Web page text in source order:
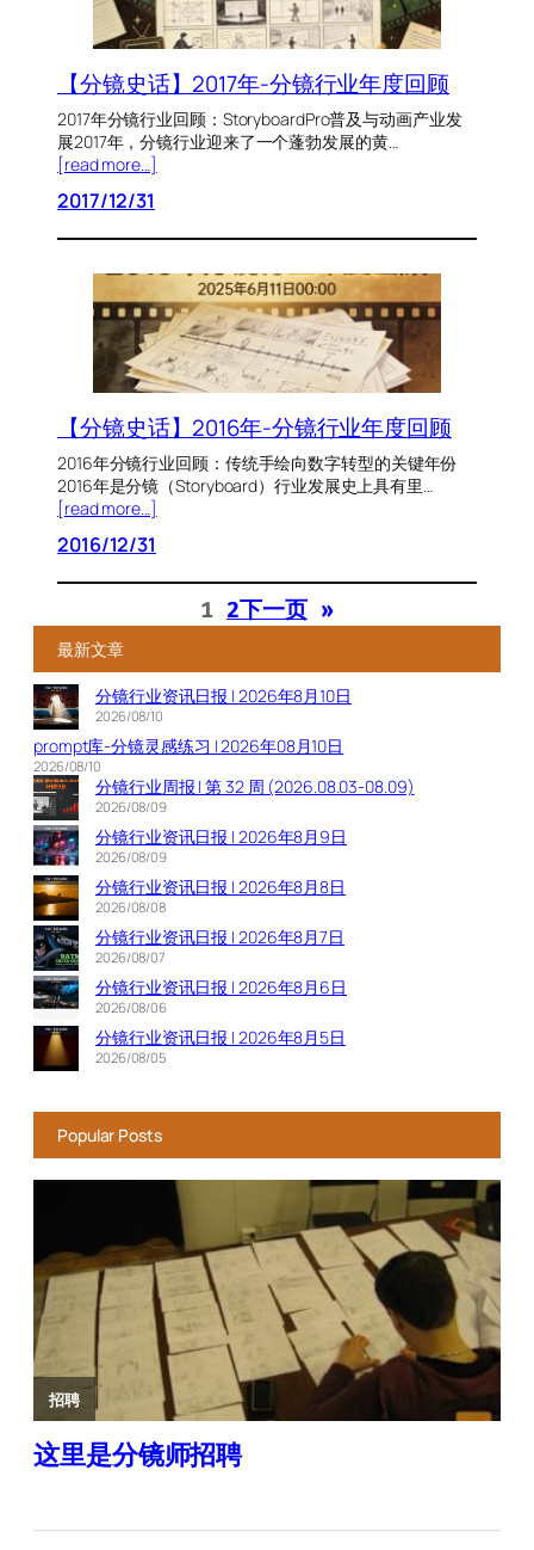
【分镜史话】2017年-分镜行业年度回顾
2017年分镜行业回顾：StoryboardPro普及与动画产业发
展2017年，分镜行业迎来了一个蓬勃发展的黄…
[read more…]
2017/12/31
【分镜史话】2016年-分镜行业年度回顾
2016年分镜行业回顾：传统手绘向数字转型的关键年份
2016年是分镜（Storyboard）行业发展史上具有里…
[read more…]
2016/12/31
1 2下一页 »
最新文章
分镜行业资讯日报 | 2026年8月10日
2026/08/10
prompt库-分镜灵感练习 | 2026年08月10日
2026/08/10
分镜行业周报 | 第 32 周 (2026.08.03-08.09)
2026/08/09
分镜行业资讯日报 | 2026年8月9日
2026/08/09
分镜行业资讯日报 | 2026年8月8日
2026/08/08
分镜行业资讯日报 | 2026年8月7日
2026/08/07
分镜行业资讯日报 | 2026年8月6日
2026/08/06
分镜行业资讯日报 | 2026年8月5日
2026/08/05
Popular Posts